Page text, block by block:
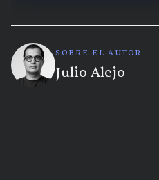
SOBRE EL AUTOR
Julio Alejo